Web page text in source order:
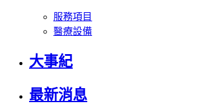
服務項目
醫療設備
大事紀
最新消息